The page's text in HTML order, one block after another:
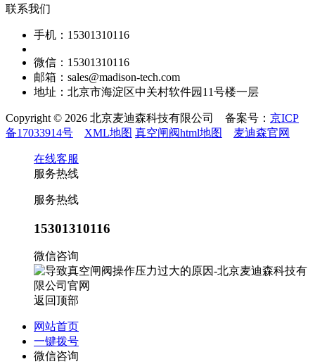
联系我们
手机：15301310116
微信：15301310116
邮箱：sales@madison-tech.com
地址：北京市海淀区中关村软件园11号楼一层
Copyright © 2026 北京麦迪森科技有限公司 备案号： 京ICP
备17033914号
XML地图 真空闸阀html地图 麦迪森官网
在线客服
服务热线
服务热线
15301310116
微信咨询
返回顶部
网站首页
一键拨号
微信咨询